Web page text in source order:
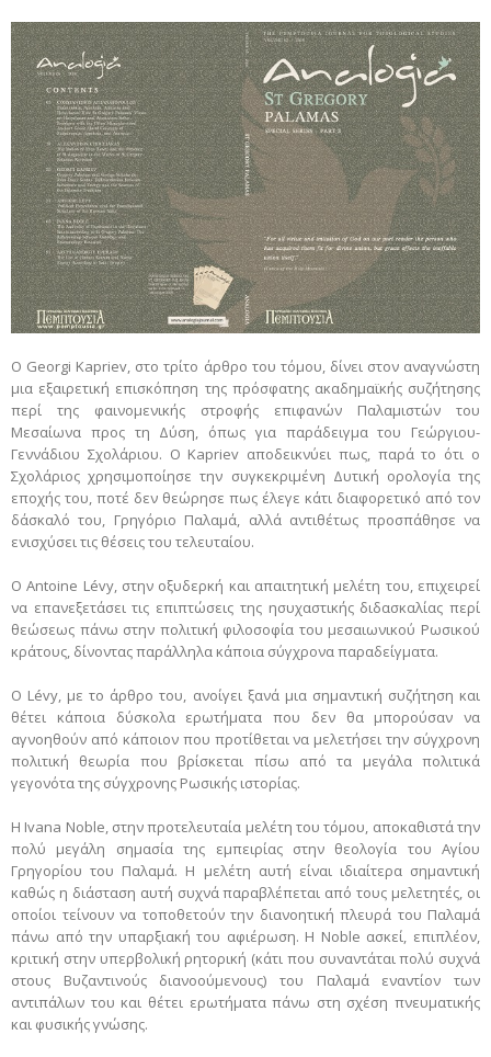
Ο Georgi Kapriev, στο τρίτο άρθρο του τόμου, δίνει στον αναγνώστη
μια εξαιρετική επισκόπηση της πρόσφατης ακαδημαϊκής συζήτησης
περί της φαινομενικής στροφής επιφανών Παλαμιστών του
Μεσαίωνα προς τη Δύση, όπως για παράδειγμα του Γεώργιου-
Γεννάδιου Σχολάριου. Ο Kapriev αποδεικνύει πως, παρά το ότι ο
Σχολάριος χρησιμοποίησε την συγκεκριμένη Δυτική ορολογία της
εποχής του, ποτέ δεν θεώρησε πως έλεγε κάτι διαφορετικό από τον
δάσκαλό του, Γρηγόριο Παλαμά, αλλά αντιθέτως προσπάθησε να
ενισχύσει τις θέσεις του τελευταίου.
Ο Antoine Lévy, στην οξυδερκή και απαιτητική μελέτη του, επιχειρεί
να επανεξετάσει τις επιπτώσεις της ησυχαστικής διδασκαλίας περί
θεώσεως πάνω στην πολιτική φιλοσοφία του μεσαιωνικού Ρωσικού
κράτους, δίνοντας παράλληλα κάποια σύγχρονα παραδείγματα.
Ο Lévy, με το άρθρο του, ανοίγει ξανά μια σημαντική συζήτηση και
θέτει κάποια δύσκολα ερωτήματα που δεν θα μπορούσαν να
αγνοηθούν από κάποιον που προτίθεται να μελετήσει την σύγχρονη
πολιτική θεωρία που βρίσκεται πίσω από τα μεγάλα πολιτικά
γεγονότα της σύγχρονης Ρωσικής ιστορίας.
Η Ivana Noble, στην προτελευταία μελέτη του τόμου, αποκαθιστά την
πολύ μεγάλη σημασία της εμπειρίας στην θεολογία του Αγίου
Γρηγορίου του Παλαμά. Η μελέτη αυτή είναι ιδιαίτερα σημαντική
καθώς η διάσταση αυτή συχνά παραβλέπεται από τους μελετητές, οι
οποίοι τείνουν να τοποθετούν την διανοητική πλευρά του Παλαμά
πάνω από την υπαρξιακή του αφιέρωση. Η Noble ασκεί, επιπλέον,
κριτική στην υπερβολική ρητορική (κάτι που συναντάται πολύ συχνά
στους Βυζαντινούς διανοούμενους) του Παλαμά εναντίον των
αντιπάλων του και θέτει ερωτήματα πάνω στη σχέση πνευματικής
και φυσικής γνώσης.